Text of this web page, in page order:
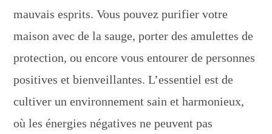
mauvais esprits. Vous pouvez purifier votre
maison avec de la sauge, porter des amulettes de
protection, ou encore vous entourer de personnes
positives et bienveillantes. L’essentiel est de
cultiver un environnement sain et harmonieux,
où les énergies négatives ne peuvent pas